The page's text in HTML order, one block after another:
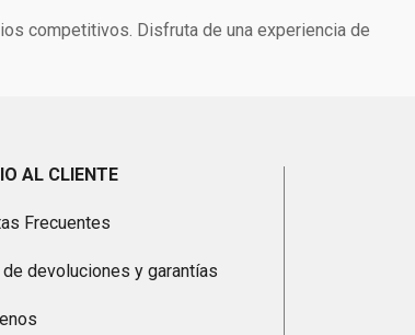
competitivos. Disfruta de una experiencia de
AL CLIENTE
Frecuentes
devoluciones y garantías